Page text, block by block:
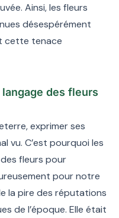
Ainsi, les fleurs
désespérément
cette tenace
des fleurs
exprimer ses
vu. C’est pourquoi les
fleurs pour
pour notre
la pire des réputations
de l’époque. Elle était